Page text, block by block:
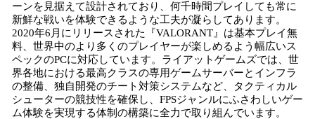
ーンを見据えて設計されており、何千時間プレイしても常に
新鮮な戦いを体験できるような工夫が凝らしてあります。
2020年6月にリリースされた『VALORANT』は基本プレイ無
料、世界中のより多くのプレイヤーが楽しめるよう幅広いス
ペックのPCに対応しています。ライアットゲームズでは、世
界各地における最高クラスの専用ゲームサーバーとインフラ
の整備、独自開発のチート対策システムなど、タクティカル
シューターの競技性を確保し、FPSジャンルにふさわしいゲー
ム体験を実現する体制の構築に全力で取り組んでいます。